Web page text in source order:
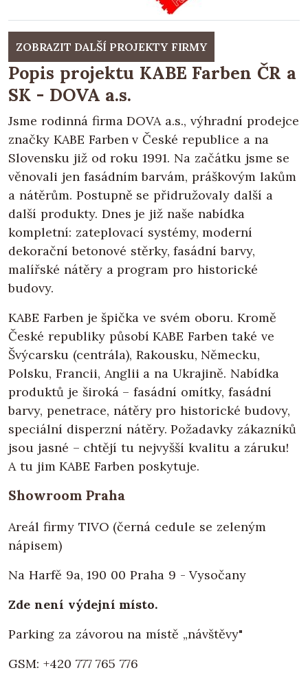
ZOBRAZIT DALŠÍ PROJEKTY FIRMY
Popis projektu KABE Farben ČR a
SK - DOVA a.s.
Jsme rodinná firma DOVA a.s., výhradní prodejce
značky KABE Farben v České republice a na
Slovensku již od roku 1991. Na začátku jsme se
věnovali jen fasádním barvám, práškovým lakům
a nátěrům. Postupně se přidružovaly další a
další produkty. Dnes je již naše nabídka
kompletní: zateplovací systémy, moderní
dekorační betonové stěrky, fasádní barvy,
malířské nátěry a program pro historické
budovy.
KABE Farben je špička ve svém oboru. Kromě
České republiky působí KABE Farben také ve
Švýcarsku (centrála), Rakousku, Německu,
Polsku, Francii, Anglii a na Ukrajině. Nabídka
produktů je široká – fasádní omítky, fasádní
barvy, penetrace, nátěry pro historické budovy,
speciální disperzní nátěry. Požadavky zákazníků
jsou jasné – chtějí tu nejvyšší kvalitu a záruku!
A tu jim KABE Farben poskytuje.
Showroom Praha
Areál firmy TIVO (černá cedule se zeleným
nápisem)
Na Harfě 9a, 190 00 Praha 9 - Vysočany
Zde není výdejní místo.
Parking za závorou na místě „návštěvy"
GSM: +420 777 765 776